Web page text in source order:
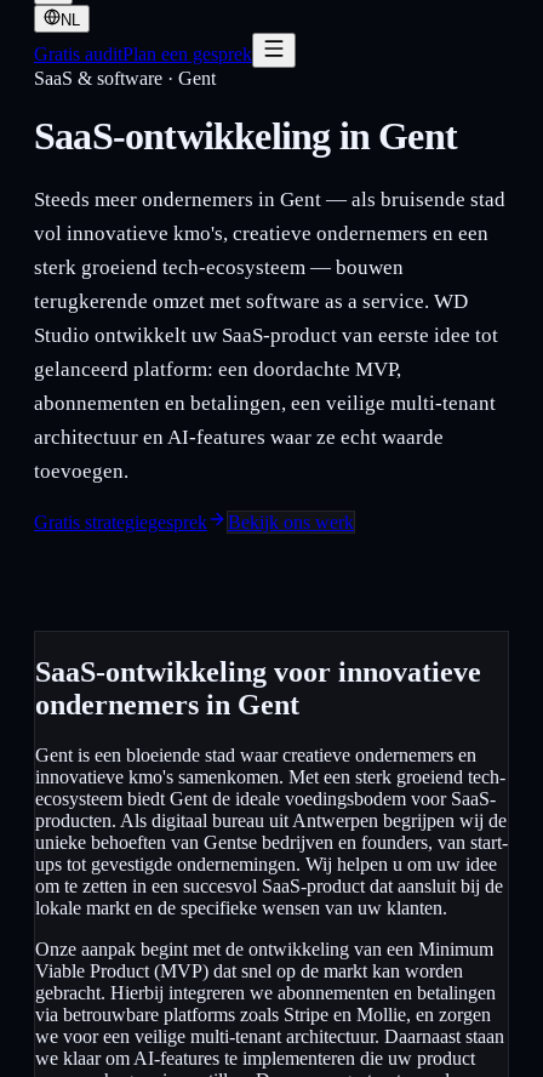
NL
Gratis auditPlan een gesprek
SaaS & software · Gent
SaaS-ontwikkeling in Gent
Steeds meer ondernemers in Gent — als bruisende stad
vol innovatieve kmo's, creatieve ondernemers en een
sterk groeiend tech-ecosysteem — bouwen
terugkerende omzet met software as a service. WD
Studio ontwikkelt uw SaaS-product van eerste idee tot
gelanceerd platform: een doordachte MVP,
abonnementen en betalingen, een veilige multi-tenant
architectuur en AI-features waar ze echt waarde
toevoegen.
Gratis strategiegesprek Bekijk ons werk
SaaS-ontwikkeling voor innovatieve
ondernemers in Gent
Gent is een bloeiende stad waar creatieve ondernemers en
innovatieve kmo's samenkomen. Met een sterk groeiend tech-
ecosysteem biedt Gent de ideale voedingsbodem voor SaaS-
producten. Als digitaal bureau uit Antwerpen begrijpen wij de
unieke behoeften van Gentse bedrijven en founders, van start-
ups tot gevestigde ondernemingen. Wij helpen u om uw idee
om te zetten in een succesvol SaaS-product dat aansluit bij de
lokale markt en de specifieke wensen van uw klanten.
Onze aanpak begint met de ontwikkeling van een Minimum
Viable Product (MVP) dat snel op de markt kan worden
gebracht. Hierbij integreren we abonnementen en betalingen
via betrouwbare platforms zoals Stripe en Mollie, en zorgen
we voor een veilige multi-tenant architectuur. Daarnaast staan
we klaar om AI-features te implementeren die uw product